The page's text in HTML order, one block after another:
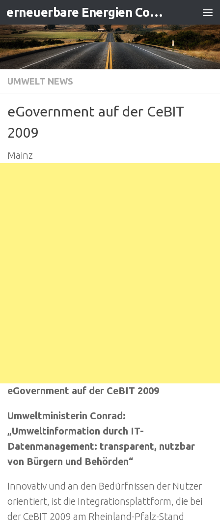
Zum Inhalt springen erneuerbare Energien Contracting
UMWELT NEWS
eGovernment auf der CeBIT
2009
Mainz
eGovernment auf der CeBIT 2009
Umweltministerin Conrad:
„Umweltinformation durch IT-
Datenmanagement: transparent, nutzbar
von Bürgern und Behörden“
Innovativ und an den Bedürfnissen der Nutzer
orientiert, ist die Integrationsplattform, die bei
der CeBIT 2009 am Rheinland-Pfalz-Stand